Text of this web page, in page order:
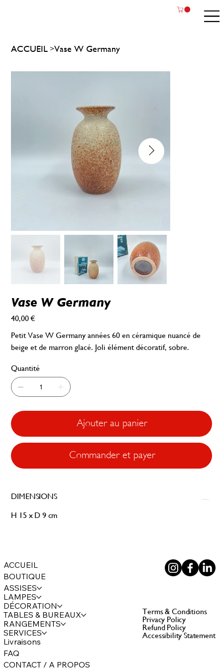
ACCUEIL >Vase W Germany
Vase W Germany
Prix
40,00 €
Petit Vase W Germany années 60 en céramique nuancé de
beige et de marron glacé. Joli élément décoratif, sobre.
Quantité
Ajouter au panier
Commander et payer
DIMENSIONS
H 15 x D 9 cm
ACCUEIL
BOUTIQUE
ASSISES
LAMPES
DÉCORATION
TABLES & BUREAUX
RANGEMENTS
SERVICES
Livraisons
FAQ
CONTACT / A PROPOS
Terms & Conditions
Privacy Policy
Refund Policy
Accessibility Statement